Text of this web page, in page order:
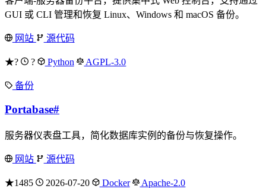
GUI 或 CLI 管理和恢复 Linux、Windows 和 macOS 备份。
网站 源代码
★? ? Python AGPL-3.0
备份
Portabase#
服务器仪表盘工具，简化数据库实例的备份与恢复操作。
网站 源代码
★1485 2026-07-20 Docker Apache-2.0